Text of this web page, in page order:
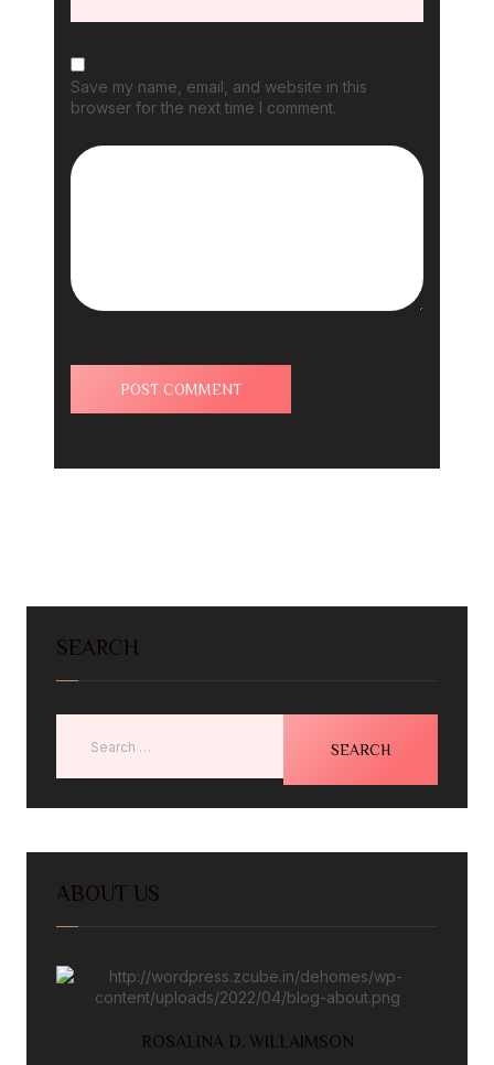
Save my name, email, and website in this
browser for the next time I comment.
SEARCH
ABOUT US
ROSALINA D. WILLAIMSON